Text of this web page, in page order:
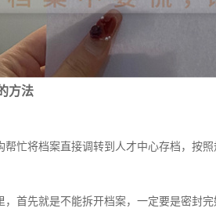
方法
忙将档案直接调转到人才中心存档，按
，首先就是不能拆开档案，一定要是密封完